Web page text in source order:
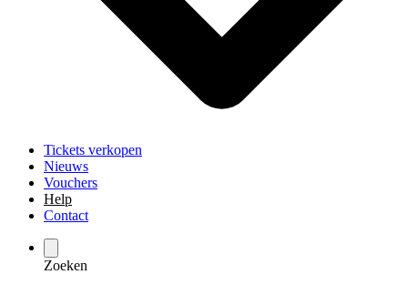
Tickets verkopen
Nieuws
Vouchers
Help
Contact
Zoeken